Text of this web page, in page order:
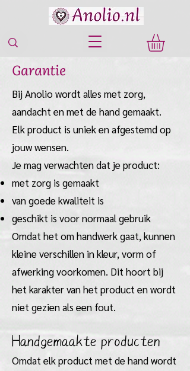
Garantie
Bij Anolio wordt alles met zorg,
aandacht en met de hand gemaakt.
Elk product is uniek en afgestemd op
jouw wensen.
Je mag verwachten dat je product:
met zorg is gemaakt
van goede kwaliteit is
geschikt is voor normaal gebruik
Omdat het om handwerk gaat, kunnen
kleine verschillen in kleur, vorm of
afwerking voorkomen. Dit hoort bij
het karakter van het product en wordt
niet gezien als een fout.
Handgemaakte producten
Omdat elk product met de hand wordt